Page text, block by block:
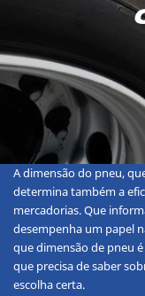
A dimensão do pneu,
determina também a
mercadorias. Que
desempenha um papel
que dimensão de pneu
que precisa de saber
escolha certa.